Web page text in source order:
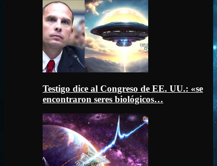
Testigo dice al Congreso de EE. UU.: «se
encontraron seres biológicos…